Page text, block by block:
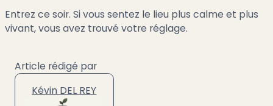
Entrez ce soir. Si vous sentez le lieu plus calme et plus
vivant, vous avez trouvé votre réglage.
Article rédigé par
Kévin DEL REY